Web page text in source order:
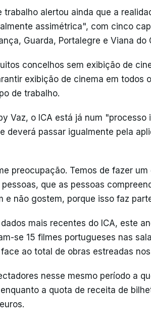
trabalho alertou ainda que a
assimétrica", com cinco
Guarda, Portalegre e Viana do
concelhos sem exibição de
exibição de cinema em todos
de trabalho.
Vaz, o ICA está já num
deverá passar igualmente pela
preocupação. Temos de fazer
que as pessoas
e não gostem, porque isso faz
mais recentes do ICA, este
se 15 filmes portugueses nas
ao total de obras estreadas
nesse mesmo período a
a quota de receita de